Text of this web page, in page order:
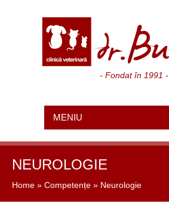
- Fondat în 1991 -
MENIU
NEUROLOGIE
Home » Competențe » Neurologie